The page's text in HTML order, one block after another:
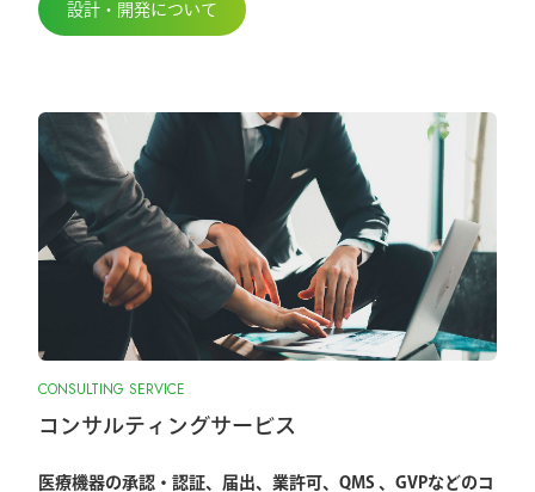
設計・開発について
CONSULTING SERVICE
コンサルティングサービス
医療機器の承認・認証、届出、業許可、QMS 、GVPなどのコ